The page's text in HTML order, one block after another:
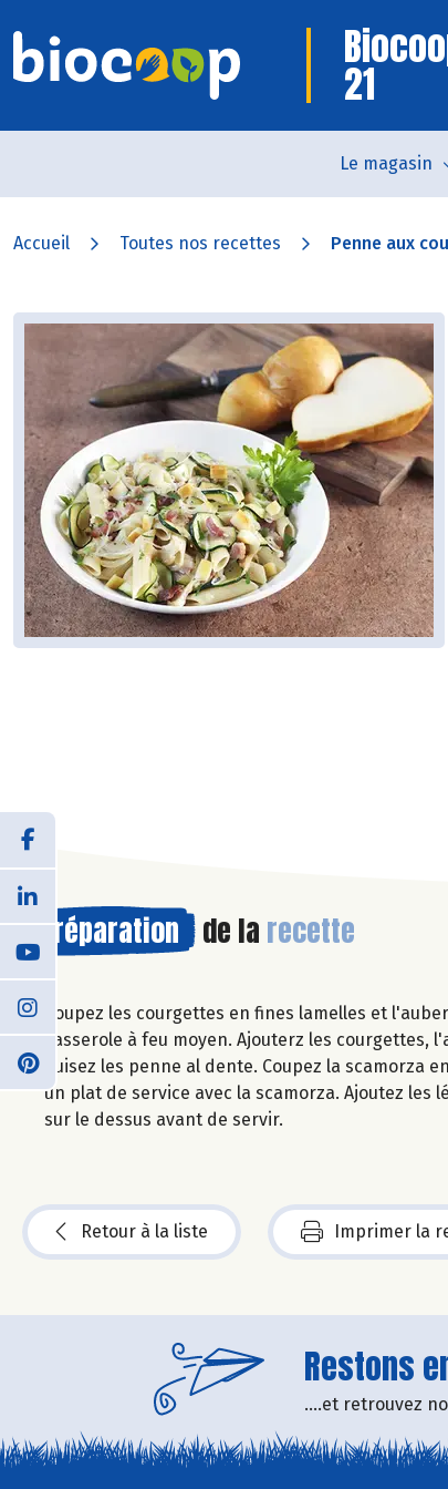
21
Le magasin
Accueil Toutes nos recettes Penne aux
Préparation de la recette
Coupez les courgettes en fines lamelles et
casserole à feu moyen. Ajouterz les courgettes,
Cuisez les penne al dente. Coupez la
un plat de service avec la scamorza. Ajoutez les
sur le dessus avant de servir.
Retour à la liste Imprimer la
Restons
....et retrouvez